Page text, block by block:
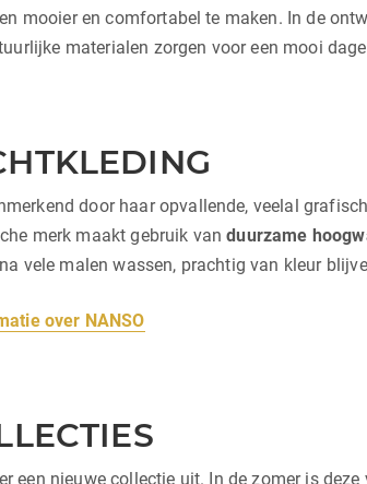
mooier en comfortabel te maken. In de
materialen zorgen voor een mooi
door haar opvallende, veelal
merk maakt gebruik vanduurzame
vele malen wassen, prachtig van kleur
over NANSO
een nieuwe collectie uit. In de zomer is